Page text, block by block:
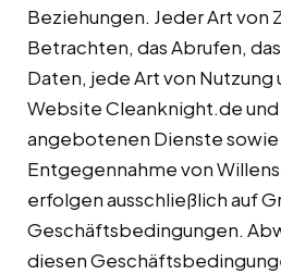
Beziehungen. Jeder Art von
Betrachten, das Abrufen,
Daten, jede Art von Nutzung
Website Cleanknight.de
angebotenen Dienste
Entgegennahme von
erfolgen ausschließlich auf
Geschäftsbedingungen.
diesen